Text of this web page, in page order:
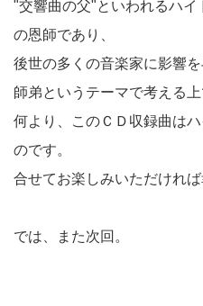
"交響曲の父"といわれるハ
の恩師であり、
後世の多くの音楽家に影響を
師弟というテーマで考える
何より、このＣＤ収録曲は
のです。
合せてお楽しみいただければ
では、また次回。